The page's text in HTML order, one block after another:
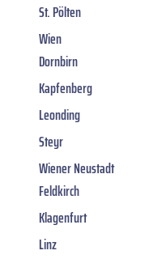
St. Pölten
Wien
Dornbirn
Kapfenberg
Leonding
Steyr
Wiener Neustadt
Feldkirch
Klagenfurt
Linz